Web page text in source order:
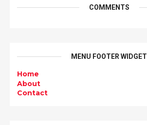
COMMENTS
MENU FOOTER WIDGET
Home
About
Contact